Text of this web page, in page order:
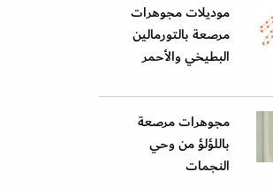
موديلات مجوهرات
مرصعة بالتورمالين
البطيخي والأحمر
مجوهرات مرصعة
باللؤلؤ من وحي
النجمات